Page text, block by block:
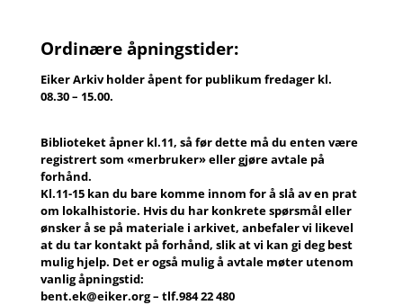
Ordinære åpningstider:
Eiker Arkiv holder åpent for publikum fredager kl.
08.30 – 15.00.
Biblioteket åpner kl.11, så før dette må du enten være
registrert som «merbruker» eller gjøre avtale på
forhånd.
Kl.11-15 kan du bare komme innom for å slå av en prat
om lokalhistorie. Hvis du har konkrete spørsmål eller
ønsker å se på materiale i arkivet, anbefaler vi likevel
at du tar kontakt på forhånd, slik at vi kan gi deg best
mulig hjelp. Det er også mulig å avtale møter utenom
vanlig åpningstid:
bent.ek@eiker.org – tlf.984 22 480